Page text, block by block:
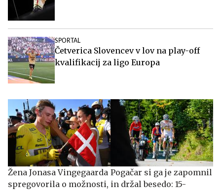
SPORTAL
Četverica Slovencev v lov na play-off
kvalifikacij za ligo Europa
Žena Jonasa Vingegaarda
spregovorila o možnosti,
Pogačar si ga je zapomnil
in držal besedo: 15-